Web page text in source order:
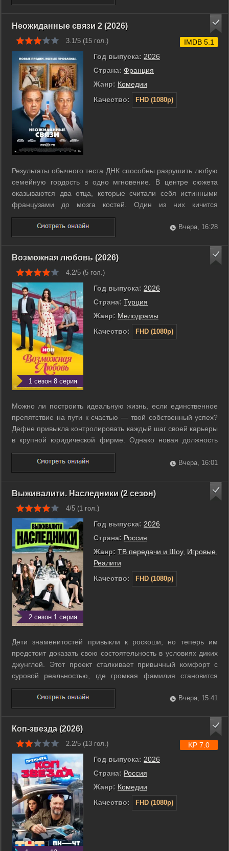
скорой гибели юноши из-за его низкой ...
Неожиданные связи 2 (2026)
3.1/5 (15 гол.)
Год выпуска: 2026
Страна: Франция
Жанр: Комедии
Качество:
FHD (1080p)
IMDB 5.1
Результаты обычного теста ДНК способны разрушить любую
семейную гордость в одно мгновение. В центре сюжета
оказываются два отца, которые считали себя истинными
французами до мозга костей. Один из них кичится
дворянскими корнями, а другой много лет работает
обычным автодилером. Накануне свадьбы своих детей они
получают отчеты о генетическом ...
Вчера, 16:28
Возможная любовь (2026)
4.2/5 (5 гол.)
1 сезон 8 серия
Год выпуска: 2026
Страна: Турция
Жанр: Мелодрамы
Качество:
FHD (1080p)
Можно ли построить идеальную жизнь, если единственное
препятствие на пути к счастью — твой собственный успех?
Дефне привыкла контролировать каждый шаг своей карьеры
в крупной юридической фирме. Однако новая должность
приносит ей неожиданный хаос в лице сразу двух коллег.
Кадир берет напором и яркой импульсивностью, а Толга
предпочитает холодный ...
Вчера, 16:01
Выживалити. Наследники (2 сезон)
4/5 (1 гол.)
2 сезон 1 серия
Год выпуска: 2026
Страна: Россия
Жанр: ТВ передачи и Шоу, Игровые
Реалити
Качество:
FHD (1080p)
Дети знаменитостей привыкли к роскоши, но теперь им
предстоит доказать свою состоятельность в условиях диких
джунглей. Этот проект сталкивает привычный комфорт с
суровой реальностью, где громкая фамилия становится
обузой, а не пропуском к успеху. Участникам приходится
выживать без поддержки родителей, добывать еду и
проходить экстремальные ...
Вчера, 15:41
Коп-звезда (2026)
2.2/5 (13 гол.)
Год выпуска: 2026
Страна: Россия
Жанр: Комедии
Качество:
FHD (1080p)
KP 7.0